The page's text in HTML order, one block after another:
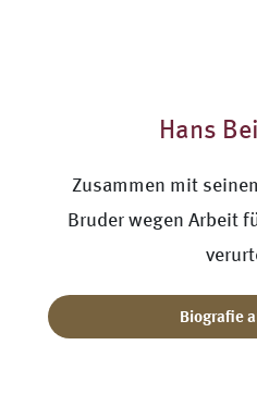
Hans
Zusammen mit
Bruder wegen Arbeit
Biografie